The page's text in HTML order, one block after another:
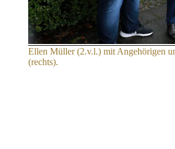
Ellen Müller (2.v.l.) mit Angehörigen
(rechts).